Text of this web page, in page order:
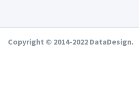
Copyright © 2014-2022 DataDesign.